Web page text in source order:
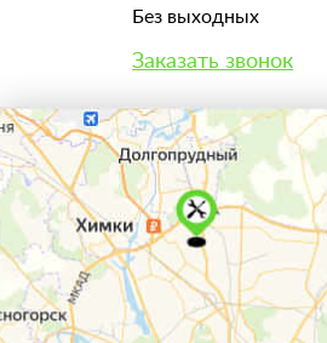
Без выходных
Заказать звонок